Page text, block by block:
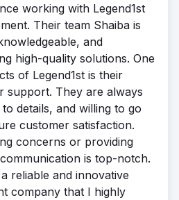
working with Legend1st
Their team Shaiba is
and
high-quality solutions. One
of Legend1st is their
support. They are always
details, and willing to go
customer satisfaction.
concerns or providing
is top-notch.
reliable and innovative
company that I highly